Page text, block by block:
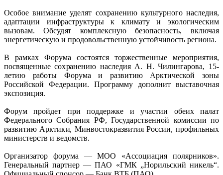
Особое внимание уделят сохранению культурного наследия,
адаптации инфраструктуры к климату и экологическим
вызовам. Обсудят комплексную безопасность, включая
энергетическую и продовольственную устойчивость региона.
В рамках Форума состоятся торжественные мероприятия,
посвященные сохранению наследия А. Н. Чилингарова, 15-
летию работы Форума и развитию Арктической зоны
Российской Федерации. Программу дополнит выставочная
экспозиция.
Форум пройдет при поддержке и участии обеих палат
Федерального Собрания РФ, Государственной комиссии по
развитию Арктики, Минвостокразвития России, профильных
министерств и ведомств.
Организатор форума — МОО «Ассоциация полярников».
Генеральный партнер — ПАО «ГМК „Норильский никель“.